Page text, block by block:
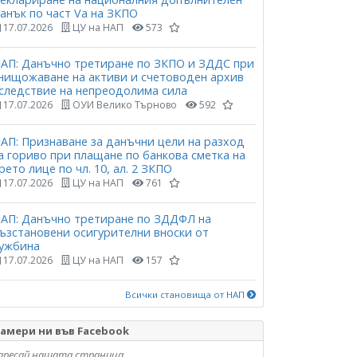
по част Vа на ЗКПО
17.07.2026 ЦУ на НАП 573
Данъчно третиране по ЗКПО и ЗДДС при
на активи и счетоводен архив
на непреодолима сила
17.07.2026 ОУИ Велико Търново 592
Признаване за данъчни цели на разход
гориво при плащане по банкова сметка на
лице по чл. 10, ал. 2 ЗКПО
17.07.2026 ЦУ на НАП 761
Данъчно третиране по ЗДДФЛ на
осигурителни вноски от
17.07.2026 ЦУ на НАП 157
Всички становища от НАП
ни във Facebook